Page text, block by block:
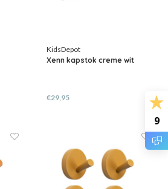
9
KidsDepot
Xenn kapstok creme wit
€29,95